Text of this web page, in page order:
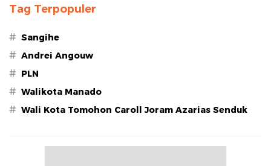
Tag Terpopuler
# Sangihe
# Andrei Angouw
# PLN
# Walikota Manado
# Wali Kota Tomohon Caroll Joram Azarias Senduk